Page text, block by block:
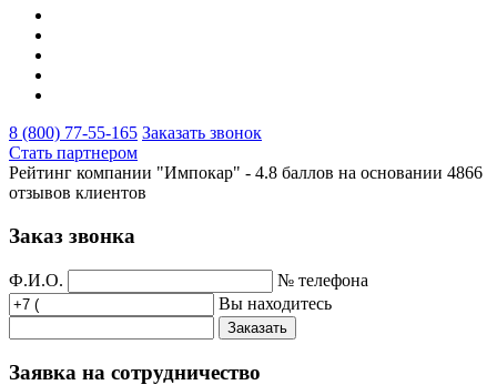
8 (800) 77-55-165 Заказать звонок
Стать партнером
Рейтинг компании "Импокар" - 4.8 баллов на основании 4866
отзывов клиентов
Заказ звонка
Ф.И.О.
№ телефона
Вы находитесь
Заказать
Заявка на сотрудничество